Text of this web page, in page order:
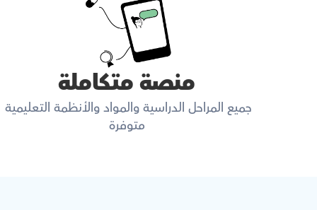
منصة متكاملة
جميع المراحل الدراسية والمواد والأنظمة التعليمية
متوفرة